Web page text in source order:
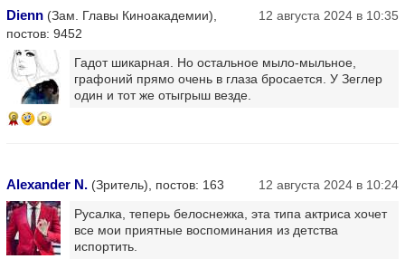
Dienn (Зам. Главы Киноакадемии),
постов: 9452
12 августа 2024 в 10:35
8
Гадот шикарная. Но остальное мыло-мыльное,
графоний прямо очень в глаза бросается. У Зеглер
один и тот же отыгрыш везде.
Alexander N. (Зритель), постов: 163
12 августа 2024 в 10:24
Русалка, теперь белоснежка, эта типа актриса хочет
все мои приятные воспоминания из детства
испортить.